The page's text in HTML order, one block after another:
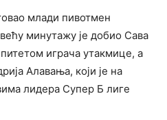
млади пивотмен
минутажу је добио Сава
играча утакмице, а
Алавања, који је на
лидера Супер Б лиге